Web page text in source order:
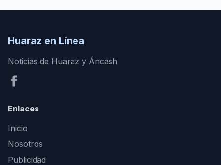
Huaraz en Línea
Noticias de Huaraz y Áncash
Enlaces
Inicio
Nosotros
Publicidad